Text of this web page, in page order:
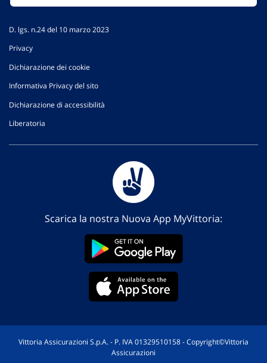
D. lgs. n.24 del 10 marzo 2023
Privacy
Dichiarazione dei cookie
Informativa Privacy del sito
Dichiarazione di accessibilità
Liberatoria
Scarica la nostra Nuova App MyVittoria:
Vittoria Assicurazioni S.p.A. - P. IVA 01329510158 - Copyright©Vittoria
Assicurazioni